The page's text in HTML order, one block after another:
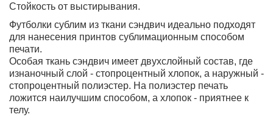
Стойкость от выстирывания.
Футболки сублим из ткани сэндвич идеально подходят
для нанесения принтов сублимационным способом
печати.
Особая ткань сэндвич имеет двухслойный состав, где
изнаночный слой - стопроцентный хлопок, а наружный -
стопроцентный полиэстер. На полиэстер печать
ложится наилучшим способом, а хлопок - приятнее к
телу.